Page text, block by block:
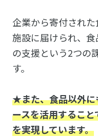
企業から寄付され
施設に届けられ、
の支援という2つの
す。
★また、食品以外に
ースを活用するこ
を実現しています。